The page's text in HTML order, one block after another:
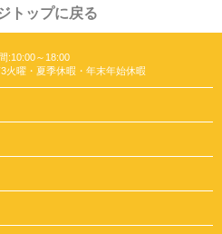
トップに戻る
:10:00～18:00
火曜・夏季休暇・年末年始休暇